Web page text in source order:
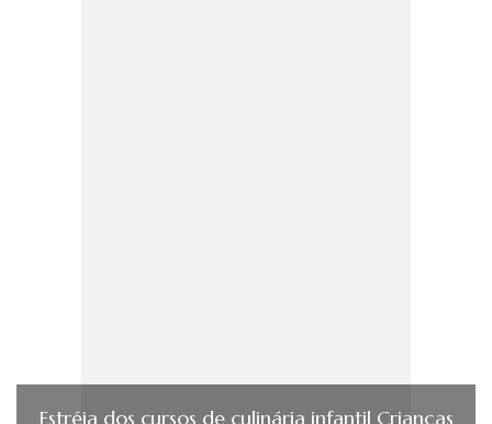
Estréia dos cursos de culinária infantil Crianças